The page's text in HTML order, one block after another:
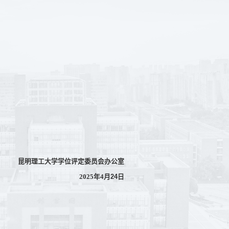
昆明理工大学学位评定委员会办公室
2025年4月 24日